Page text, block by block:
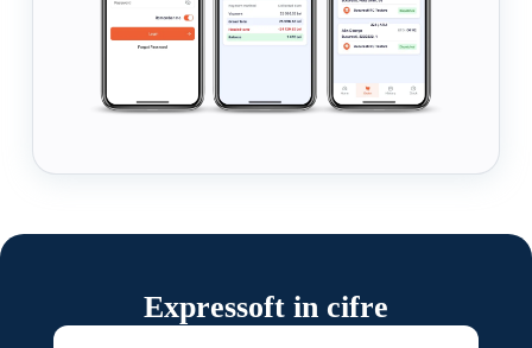
Expressoft in cifre